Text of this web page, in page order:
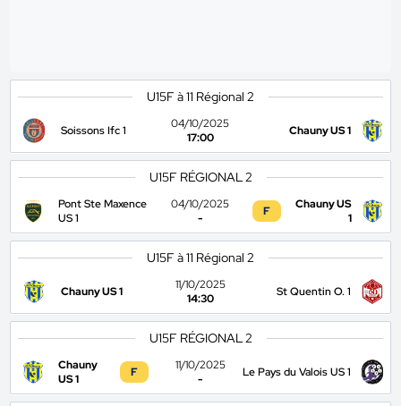
U15F à 11 Régional 2
Soissons Ifc 1
04/10/2025
17:00
Chauny US 1
U15F RÉGIONAL 2
Pont Ste Maxence
US 1
04/10/2025
-
F
Chauny US
1
U15F à 11 Régional 2
Chauny US 1
11/10/2025
14:30
St Quentin O. 1
U15F RÉGIONAL 2
Chauny
US 1
F
11/10/2025
-
Le Pays du Valois US 1